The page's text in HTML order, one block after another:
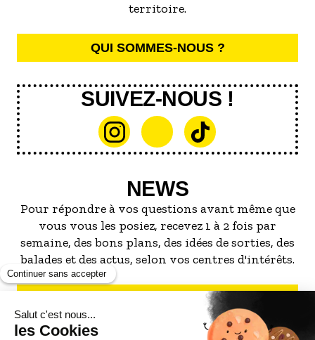
territoire.
QUI SOMMES-NOUS ?
SUIVEZ-NOUS !
NEWS
Pour répondre à vos questions avant même que
vous vous les posiez, recevez 1 à 2 fois par
semaine, des bons plans, des idées de sorties, des
balades et des actus, selon vos centres d'intérêts.
S'INSCRIRE À LA NEWSLETTER